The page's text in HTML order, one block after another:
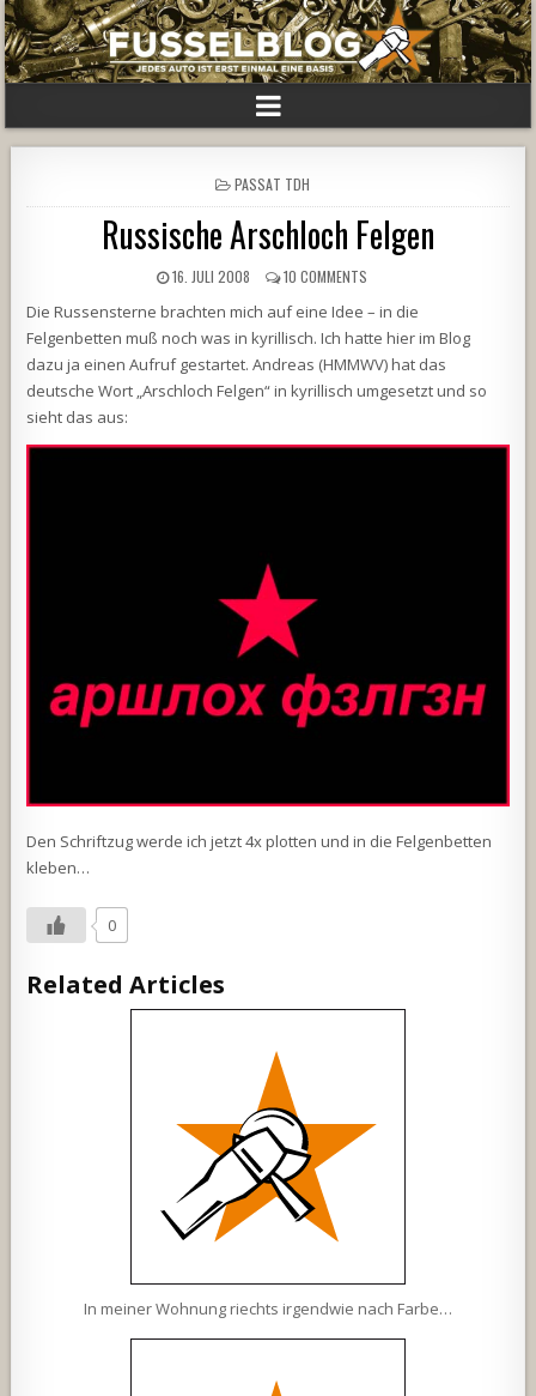
POSTED
IN
PASSAT TDH
Russische Arschloch Felgen
16. JULI 2008 10 COMMENTS
Die Russensterne brachten mich auf eine Idee – in die
Felgenbetten muß noch was in kyrillisch. Ich hatte hier im Blog
dazu ja einen Aufruf gestartet. Andreas (HMMWV) hat das
deutsche Wort „Arschloch Felgen“ in kyrillisch umgesetzt und so
sieht das aus:
Den Schriftzug werde ich jetzt 4x plotten und in die Felgenbetten
kleben…
0
Related Articles
In meiner Wohnung riechts irgendwie nach Farbe…